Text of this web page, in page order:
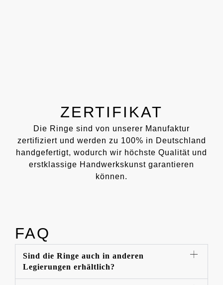
ZERTIFIKAT
Die Ringe sind von unserer Manufaktur
zertifiziert und werden zu 100% in Deutschland
handgefertigt, wodurch wir höchste Qualität und
erstklassige Handwerkskunst garantieren
können.
FAQ
Sind die Ringe auch in anderen
Legierungen erhältlich?